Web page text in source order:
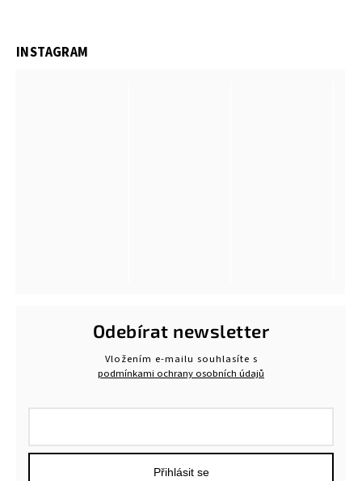
INSTAGRAM
Odebírat newsletter
Vložením e-mailu souhlasíte s
podmínkami ochrany osobních údajů
Přihlásit se